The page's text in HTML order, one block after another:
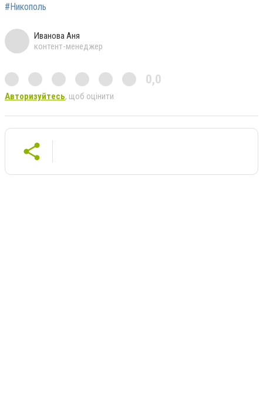
#Никополь
Иванова Аня
контент-менеджер
0,0
Авторизуйтесь, щоб оцінити